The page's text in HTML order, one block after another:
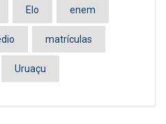
Elo enem
matrículas
Uruaçu